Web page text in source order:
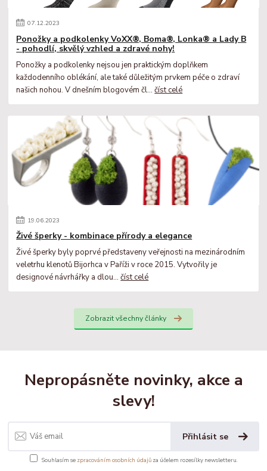
07.12.2023
Ponožky a podkolenky VoXX®, Boma®, Lonka® a Lady B
- pohodlí, skvělý vzhled a zdravé nohy!
Ponožky a podkolenky nejsou jen praktickým doplňkem
každodenního oblékání, ale také důležitým prvkem péče o zdraví
našich nohou. V dnešním blogovém čl...číst celé
19.06.2023
Živé šperky - kombinace přírody a elegance
Živé šperky byly poprvé představeny veřejnosti na mezinárodním
veletrhu klenotů Bijorhca v Paříži v roce 2015. Vytvořily je
designové návrhářky a dlou...číst celé
Zobrazit všechny články
Nepropásněte novinky, akce a
slevy!
Přihlásit se
Souhlasím se zpracováním osobních údajůza účelem rozesílky newsletteru.